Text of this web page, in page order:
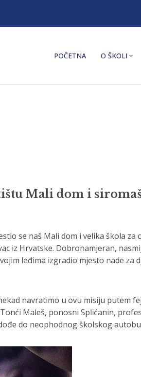
POČETNA O ŠKOLI
Mali dom i
se naš Mali dom i velika škola
iz Hrvatske. Dobronamjeran,
leđima izgradio mjesto nade
navratimo u ovu misiju putem
Maleš, ponosni Splićanin,
do neophodnog školskog